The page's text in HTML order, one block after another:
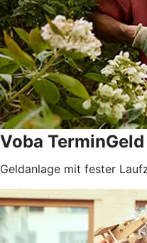
Voba TerminGeld
Geldanlage mit fester